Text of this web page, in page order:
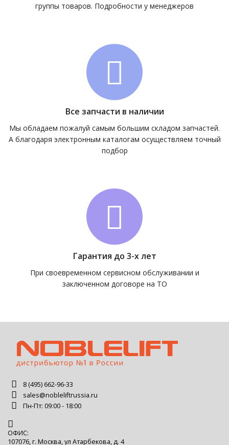
группы товаров. Подробности у менеджеров
Все запчасти в наличии
Мы обладаем пожалуй самым большим складом запчастей.
А благодаря электронным каталогам осуществляем точный
подбор
Гарантия до 3-х лет
При своевременном сервисном обслуживании и
заключенном договоре на ТО
8 (495) 662-96-33
sales@nobleliftrussia.ru
Пн-Пт: 09:00 - 18:00
ОФИС:
107076, г. Москва, ул Атарбекова, д. 4